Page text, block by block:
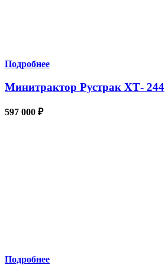
Подробнее
Минитрактор Рустрак ХТ- 244
597 000 ₽
Подробнее